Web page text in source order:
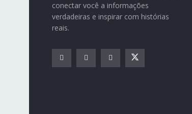
conectar você a informações
verdadeiras e inspirar com histórias
reais.